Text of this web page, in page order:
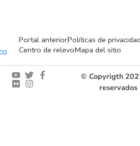
Portal anteriorPolíticas de privacidad
Centro de relevoMapa del sitio
© Copyrigth
reservados